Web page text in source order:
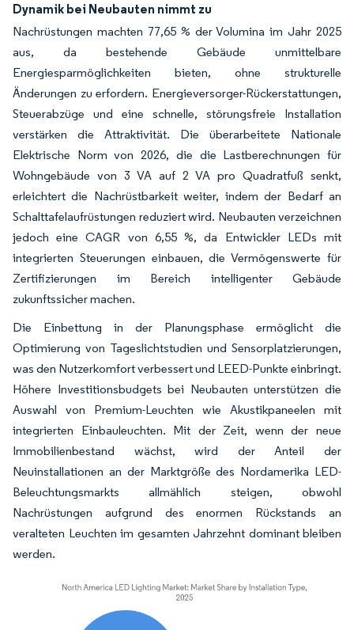
Dynamik bei Neubauten nimmt zu
Nachrüstungen machten 77,65 % der Volumina im Jahr 2025
aus, da bestehende Gebäude unmittelbare
Energiesparmöglichkeiten bieten, ohne strukturelle
Änderungen zu erfordern. Energieversorger-Rückerstattungen,
Steuerabzüge und eine schnelle, störungsfreie Installation
verstärken die Attraktivität. Die überarbeitete Nationale
Elektrische Norm von 2026, die die Lastberechnungen für
Wohngebäude von 3 VA auf 2 VA pro Quadratfuß senkt,
erleichtert die Nachrüstbarkeit weiter, indem der Bedarf an
Schalttafelaufrüstungen reduziert wird. Neubauten verzeichnen
jedoch eine CAGR von 6,55 %, da Entwickler LEDs mit
integrierten Steuerungen einbauen, die Vermögenswerte für
Zertifizierungen im Bereich intelligenter Gebäude
zukunftssicher machen.
Die Einbettung in der Planungsphase ermöglicht die
Optimierung von Tageslichtstudien und Sensorplatzierungen,
was den Nutzerkomfort verbessert und LEED-Punkte einbringt.
Höhere Investitionsbudgets bei Neubauten unterstützen die
Auswahl von Premium-Leuchten wie Akustikpaneelen mit
integrierten Einbauleuchten. Mit der Zeit, wenn der neue
Immobilienbestand wächst, wird der Anteil der
Neuinstallationen an der Marktgröße des Nordamerika LED-
Beleuchtungsmarkts allmählich steigen, obwohl
Nachrüstungen aufgrund des enormen Rückstands an
veralteten Leuchten im gesamten Jahrzehnt dominant bleiben
werden.